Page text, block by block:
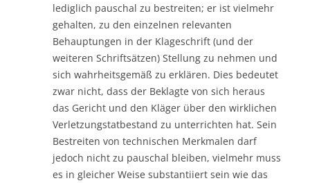
lediglich pauschal zu bestreiten; er ist vielmehr
gehalten, zu den einzelnen relevanten
Behauptungen in der Klageschrift (und der
weiteren Schriftsätzen) Stellung zu nehmen und
sich wahrheitsgemäß zu erklären. Dies bedeutet
zwar nicht, dass der Beklagte von sich heraus
das Gericht und den Kläger über den wirklichen
Verletzungstatbestand zu unterrichten hat. Sein
Bestreiten von technischen Merkmalen darf
jedoch nicht zu pauschal bleiben, vielmehr muss
es in gleicher Weise substantiiert sein wie das